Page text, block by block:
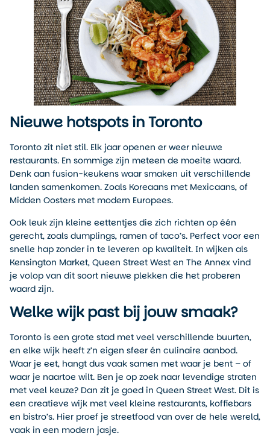
Nieuwe hotspots in Toronto
Toronto zit niet stil. Elk jaar openen er weer nieuwe
restaurants. En sommige zijn meteen de moeite waard.
Denk aan fusion-keukens waar smaken uit verschillende
landen samenkomen. Zoals Koreaans met Mexicaans, of
Midden Oosters met modern Europees.
Ook leuk zijn kleine eettentjes die zich richten op één
gerecht, zoals dumplings, ramen of taco’s. Perfect voor een
snelle hap zonder in te leveren op kwaliteit. In wijken als
Kensington Market, Queen Street West en The Annex vind
je volop van dit soort nieuwe plekken die het proberen
waard zijn.
Welke wijk past bij jouw smaak?
Toronto is een grote stad met veel verschillende buurten,
en elke wijk heeft z’n eigen sfeer én culinaire aanbod.
Waar je eet, hangt dus vaak samen met waar je bent – of
waar je naartoe wilt. Ben je op zoek naar levendige straten
met veel keuze? Dan zit je goed in Queen Street West. Dit is
een creatieve wijk met veel kleine restaurants, koffiebars
en bistro’s. Hier proef je streetfood van over de hele wereld,
vaak in een modern jasje.